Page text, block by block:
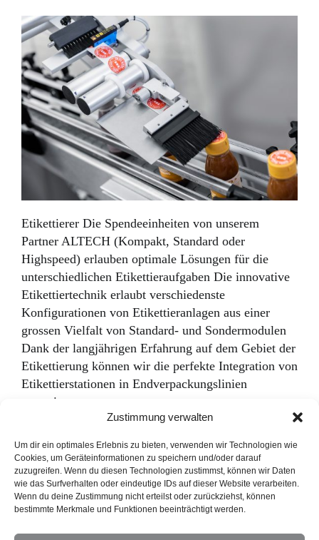
Zustimmung verwalten
Um dir ein optimales Erlebnis zu bieten, verwenden wir Technologien wie
Cookies, um Geräteinformationen zu speichern und/oder darauf
zuzugreifen. Wenn du diesen Technologien zustimmst, können wir Daten
wie das Surfverhalten oder eindeutige IDs auf dieser Website verarbeiten.
Wenn du deine Zustimmung nicht erteilst oder zurückziehst, können
bestimmte Merkmale und Funktionen beeinträchtigt werden.
Etikettierer Die Spendeeinheiten von unserem
Partner ALTECH (Kompakt, Standard oder
Highspeed) erlauben optimale Lösungen für die
unterschiedlichen Etikettieraufgaben Die innovative
Etikettiertechnik erlaubt verschiedenste
Konfigurationen von Etikettieranlagen aus einer
grossen Vielfalt von Standard- und Sondermodulen
Dank der langjährigen Erfahrung auf dem Gebiet der
Etikettierung können wir die perfekte Integration von
Etikettierstationen in Endverpackungslinien
garantieren